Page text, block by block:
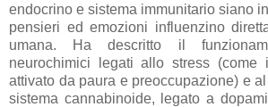
endocrino e sistema immunitario siano
pensieri ed emozioni influenzino
umana. Ha descritto il
neurochimici legati allo stress (come
attivato da paura e preoccupazione) e
sistema cannabinoide, legato a